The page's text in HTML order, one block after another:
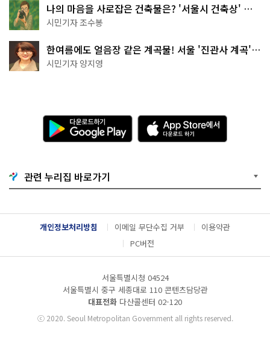
나의 마음을 사로잡은 건축물은? '서울시 건축상' 수
상작 공개!
시민기자 조수봉
한여름에도 얼음장 같은 계곡물! 서울 '진관사 계곡'이
천국이네~
시민기자 양지영
다
운
로
기
G
o
g
l
e
l
A
p
p
e
서
다
운
드
관련 누리집 바로가기
개인정보처리방침 이메일 무단수집 거부
이용약관
PC버전
서울특별시청 04524
서울특별시 중구 세종대로 110 콘텐츠담당관
대표전화 다산콜센터 02-120
ⓒ2020. Seoul Metropolitan Government all rights reserved.